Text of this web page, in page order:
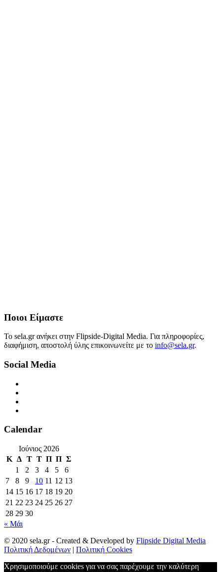
Ποιοι Είμαστε
Το sela.gr ανήκει στην Flipside-Digital Media. Για πληροφορίες,
διαφήμιση, αποστολή ύλης επικοινωνείτε με το info@sela.gr.
Social Media
Calendar
Ιούνιος 2026
Κ Δ Τ Τ Π Π Σ
1
2 3 4 5
6
7
8 9 10 11 12 13
14 15 16 17 18 19 20
21 22 23 24 25 26 27
28 29 30
« Μάι
© 2020 sela.gr - Created & Developed by Flipside Digital Media
Πολιτική Δεδομένων | Πολιτική Cookies
Χρησιμοποιούμε cookies για να σας παρέχουμε την καλύτερη